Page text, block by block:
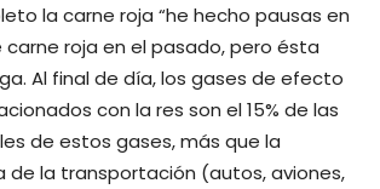
la carne roja “he hecho pausas en
roja en el pasado, pero ésta
Al final de día, los gases de efecto
con la res son el 15% de las
de estos gases, más que la
de la transportación (autos, aviones,